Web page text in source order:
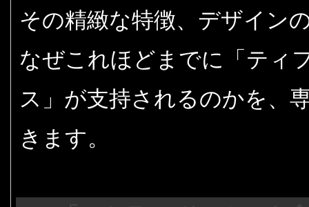
その精緻な特徴、デザイン
なぜこれほどまでに「ティ
ス」が支持されるのかを、
きます。